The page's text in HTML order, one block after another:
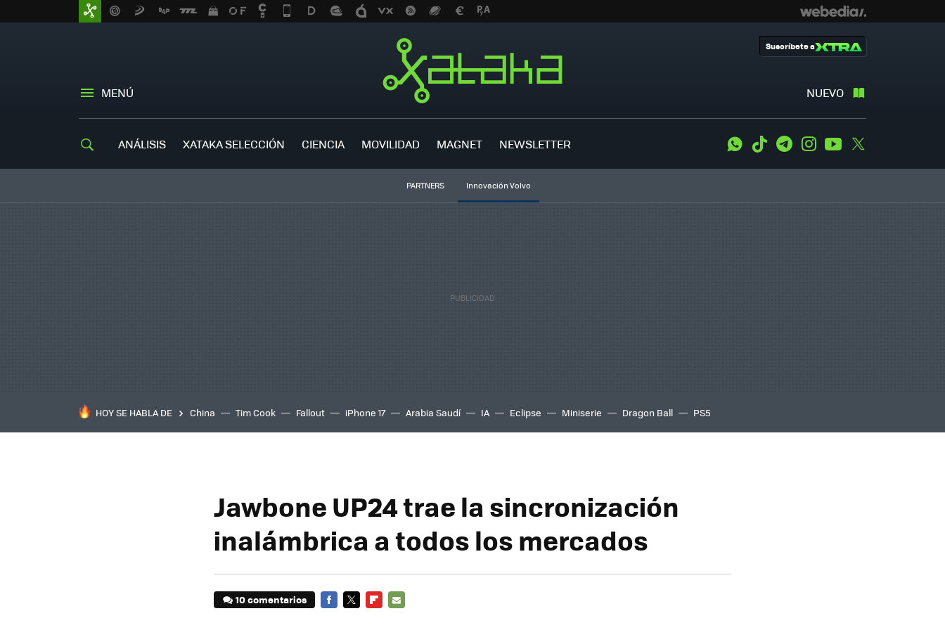
MENÚ NUEVO
Suscríbete a
ANÁLISIS XATAKA SELECCIÓN CIENCIA MOVILIDAD MAGNET NEWSLETTER WhatsApp
Tiktok TelegramInstagramYoutube
PARTNERS Innovación Volvo
HOY SE HABLA DE China Tim Cook Fallout iPhone 17 Arabia Saudí IA Eclipse Miniserie Dragon Ball PS5
Jawbone UP24 trae la sincronización
inalámbrica a todos los mercados
10 comentarios